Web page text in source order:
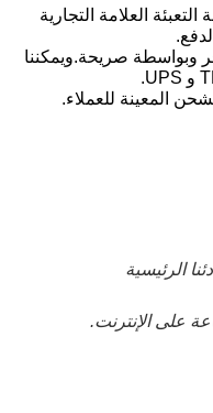
وبواسطة صريحة.ويمكننا